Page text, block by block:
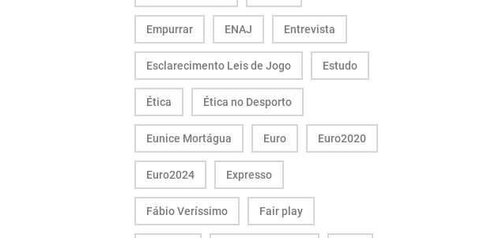
Empurrar ENAJ Entrevista
Esclarecimento Leis de Jogo Estudo
Ética Ética no Desporto
Eunice Mortágua Euro Euro2020
Euro2024 Expresso
Fábio Veríssimo Fair play